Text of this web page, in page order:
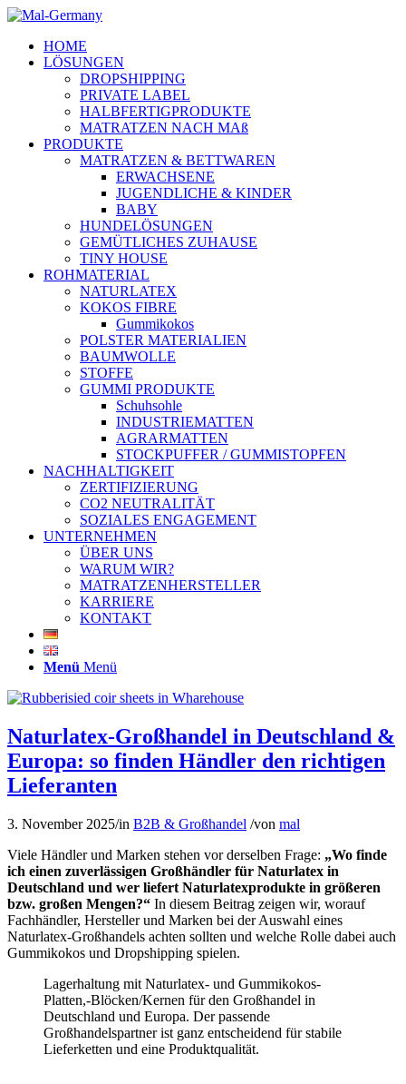
HOME
LÖSUNGEN
DROPSHIPPING
PRIVATE LABEL
HALBFERTIGPRODUKTE
MATRATZEN NACH MAß
PRODUKTE
MATRATZEN & BETTWAREN
ERWACHSENE
JUGENDLICHE & KINDER
BABY
HUNDELÖSUNGEN
GEMÜTLICHES ZUHAUSE
TINY HOUSE
ROHMATERIAL
NATURLATEX
KOKOS FIBRE
Gummikokos
POLSTER MATERIALIEN
BAUMWOLLE
STOFFE
GUMMI PRODUKTE
Schuhsohle
INDUSTRIEMATTEN
AGRARMATTEN
STOCKPUFFER / GUMMISTOPFEN
NACHHALTIGKEIT
ZERTIFIZIERUNG
CO2 NEUTRALITÄT
SOZIALES ENGAGEMENT
UNTERNEHMEN
ÜBER UNS
WARUM WIR?
MATRATZENHERSTELLER
KARRIERE
KONTAKT
Menü Menü
Naturlatex-Großhandel in Deutschland &
Europa: so finden Händler den richtigen
Lieferanten
3. November 2025/in B2B & Großhandel /von mal
Viele Händler und Marken stehen vor derselben Frage: „Wo finde
ich einen zuverlässigen Großhändler für Naturlatex in
Deutschland und wer liefert Naturlatexprodukte in größeren
bzw. großen Mengen?“ In diesem Beitrag zeigen wir, worauf
Fachhändler, Hersteller und Marken bei der Auswahl eines
Naturlatex-Großhandels achten sollten und welche Rolle dabei auch
Gummikokos und Dropshipping spielen.
Lagerhaltung mit Naturlatex- und Gummikokos-
Platten,-Blöcken/Kernen für den Großhandel in
Deutschland und Europa. Der passende
Großhandelspartner ist ganz entscheidend für stabile
Lieferketten und eine Produktqualität.